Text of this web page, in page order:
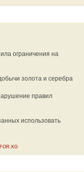
ограничения на
золота и серебра
правил
использовать